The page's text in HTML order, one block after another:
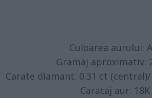
Culoarea aurului:
Gramaj aproximativ:
Carate diamant: 0.31 ct
Carataj aur: 18K